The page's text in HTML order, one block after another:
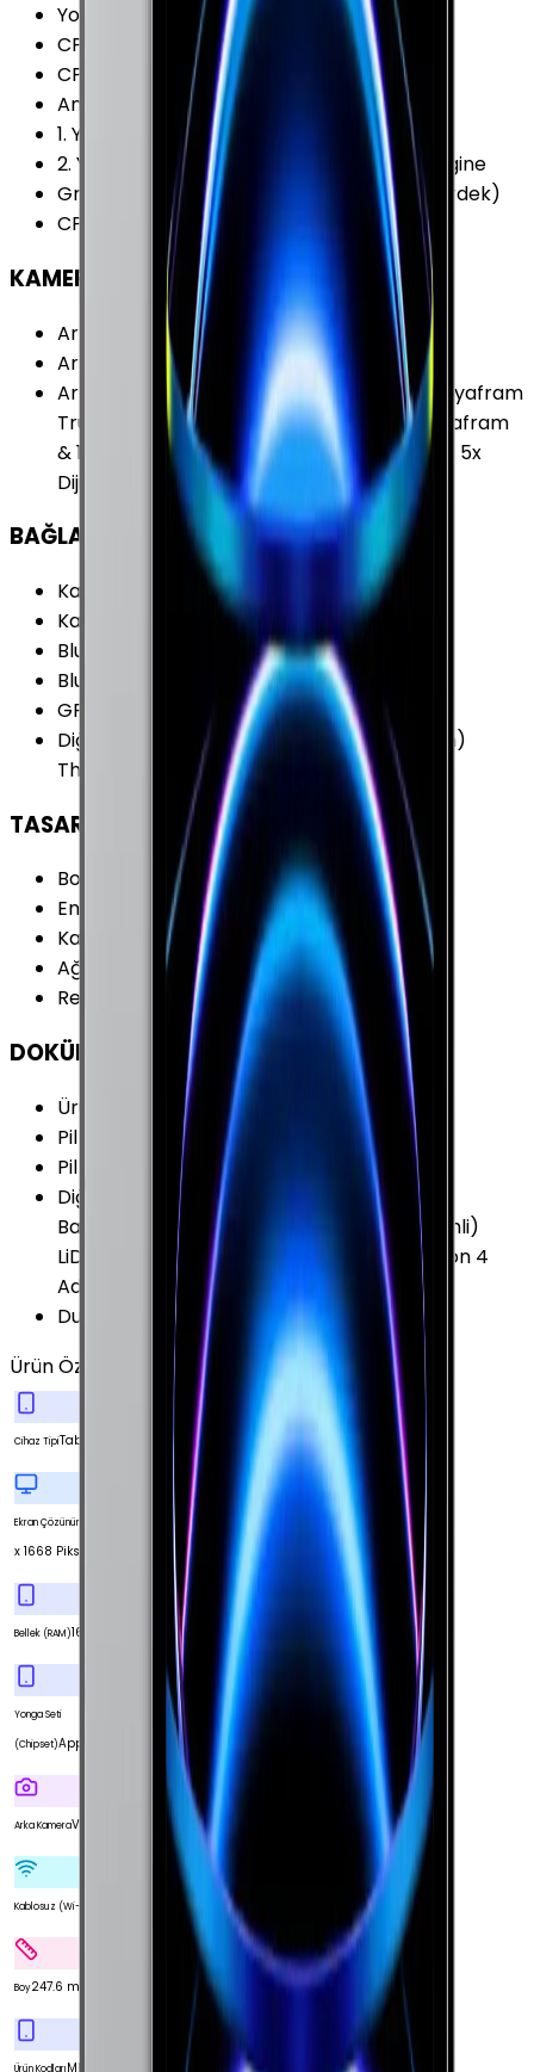
Yonga Seti (Chipset):Apple M1 Çip
CPU Frekansı
3.20 GHz
CPU Çekirdeği: 8 Çekirdek
Ana İşlemci (CPU):4 x Icestorm 3.2 GHz
1. Yardımcı İşlemci:4 x Firestorm 2.0 GHz
2. Yardımcı İşlemci
16 Çekirdekli Neural Engine
Grafik İşlemcisi (GPU)
Apple GPU (8-Çekirdek)
CPU Üretim Teknolojisi
5 nm
KAMERA
Arka Kamera
Var
Arka Kamera Çözünürlüğü :12.0 MP
Arka Kamera Özellikleri Geniş:12 MP ƒ/1.8 Diyafram
True Tone Flash Ultra Geniş:10 MP ƒ/2.4 Diyafram
& 125 Derece Görüş 2 x Optik Uzaklaştırma 5x
Dijital Zoom
BAĞLANTILAR
Kablosuz (Wi-Fi):Var
Kablosuz Özellikleri:Wi-Fi 6 (802.11ax)
Bluetooth
Bluetooth Versiyonu:5.0
GPS
Diğer Bağlantılar
iBeacon (Mikro Lokasyon)
Thunderbolt 4 (USB 4)
TASARIM
Boy
247.6 mm
En
178.5 mm
Kalınlık
5.9 mm
Ağırlık
466 gr
Renk Seçenekleri
Gri Gümüş
DOKÜMAN & DİĞER
Ürün Kodları
MHR33TU/A
Pil Kapasitesi
:7538 mAh
Pil Özellikleri
Azami 10 Saat 28.65 Wh
Diğer Özellikler
İvme Ölçer Işık Sensörü
Barometre Dijital Pusula Jiroskop (Üç Eksenli)
LiDAR Scanner Stüdyo Kalitesinde 5 Mikrofon 4
Adet Hoparlör
Duyurulma Tarihi:
2021, Nisan
Ürün Özellikleri
Tümünü Gör
Cihaz TipiTablet
Ekran Çözünürlüğü
x 1668 Piksel
Bellek (RAM)16 GB
Yonga Seti
(Chipset)Apple M1 Çip
Arka KameraVar
Kablosuz (Wi-Fi)
Boy247.6 mm
Ürün KodlarıMHR33TU/A